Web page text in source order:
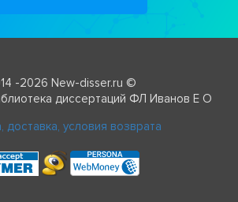
-2026 New-disser.ru ©
диссертаций ФЛ Иванов Е О
доставка, условия возврата